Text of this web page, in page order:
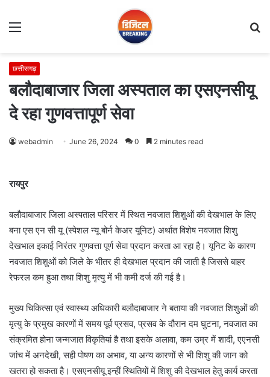
Menu
छत्तीसगढ़
बलौदाबाजार जिला अस्पताल का एसएनसीयू
दे रहा गुणवत्तापूर्ण सेवा
webadmin June 26, 2024 0 2 minutes read
रायपुर
बलौदाबाजार जिला अस्पताल परिसर में स्थित नवजात शिशुओं की देखभाल के लिए
बना एस एन सी यू (स्पेशल न्यू बोर्न केअर यूनिट) अर्थात विशेष नवजात शिशु
देखभाल इकाई निरंतर गुणवत्ता पूर्ण सेवा प्रदान करता आ रहा है। यूनिट के कारण
नवजात शिशुओं को जिले के भीतर ही देखभाल प्रदान की जाती है जिससे बाहर
रेफरल कम हुआ तथा शिशु मृत्यु में भी कमी दर्ज की गई है।
मुख्य चिकित्सा एवं स्वास्थ्य अधिकारी बलौदाबाजार ने बताया की नवजात शिशुओं की
मृत्यु के प्रमुख कारणों में समय पूर्व प्रसव, प्रसव के दौरान दम घुटना, नवजात का
संक्रमित होना जन्मजात विकृतियां है तथा इसके अलावा, कम उम्र में शादी, एएनसी
जांच में अनदेखी, सही पोषण का अभाव, या अन्य कारणों से भी शिशु की जान को
खतरा हो सकता है। एसएनसीयू इन्हीं स्थितियों में शिशु की देखभाल हेतु कार्य करता